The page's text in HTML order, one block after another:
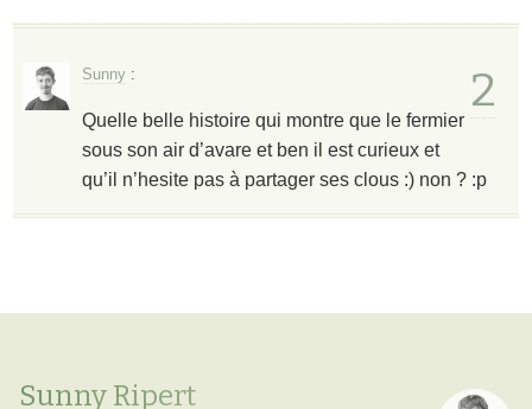
2
Sunny :
Quelle belle histoire qui montre que le fermier
sous son air d’avare et ben il est curieux et
qu’il n’hesite pas à partager ses clous :) non ? :p
Sunny Ripert